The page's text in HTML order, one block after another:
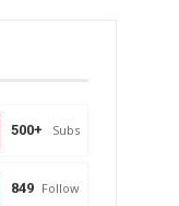
500+ Subs
849 Follow